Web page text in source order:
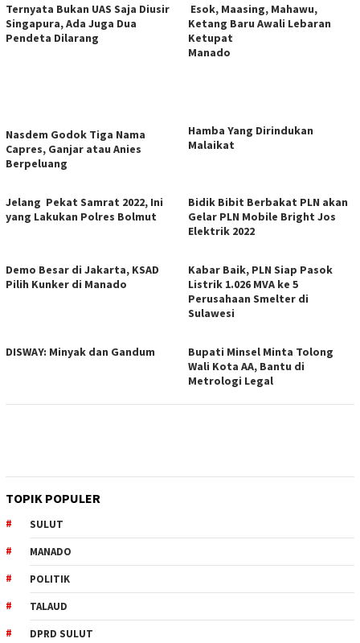
Ternyata Bukan UAS Saja Diusir
Singapura, Ada Juga Dua
Pendeta Dilarang
Esok, Maasing, Mahawu,
Ketang Baru Awali Lebaran
Ketupat
Manado
Nasdem Godok Tiga Nama
Capres, Ganjar atau Anies
Berpeluang
Hamba Yang Dirindukan
Malaikat
Jelang Pekat Samrat 2022, Ini
yang Lakukan Polres Bolmut
Bidik Bibit Berbakat PLN akan
Gelar PLN Mobile Bright Jos
Elektrik 2022
Demo Besar di Jakarta, KSAD
Pilih Kunker di Manado
Kabar Baik, PLN Siap Pasok
Listrik 1.026 MVA ke 5
Perusahaan Smelter di
Sulawesi
DISWAY: Minyak dan Gandum
Bupati Minsel Minta Tolong
Wali Kota AA, Bantu di
Metrologi Legal
TOPIK POPULER
SULUT
MANADO
POLITIK
TALAUD
DPRD SULUT